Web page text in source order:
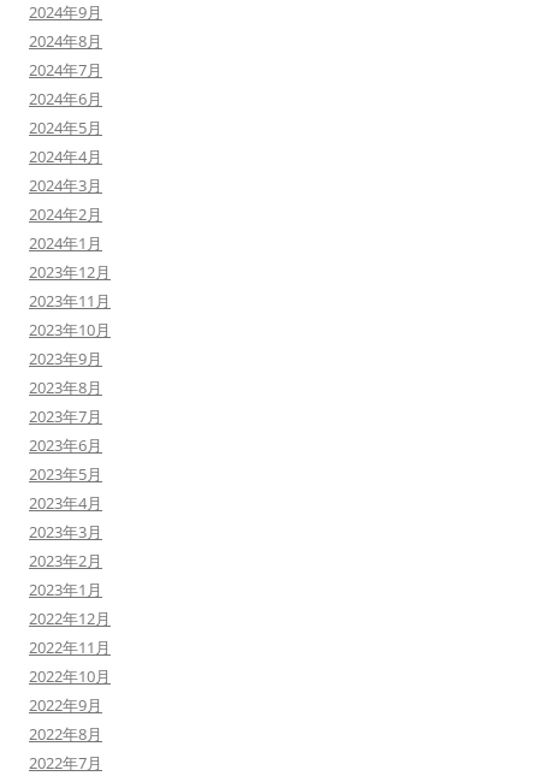
2024年9月
2024年8月
2024年7月
2024年6月
2024年5月
2024年4月
2024年3月
2024年2月
2024年1月
2023年12月
2023年11月
2023年10月
2023年9月
2023年8月
2023年7月
2023年6月
2023年5月
2023年4月
2023年3月
2023年2月
2023年1月
2022年12月
2022年11月
2022年10月
2022年9月
2022年8月
2022年7月